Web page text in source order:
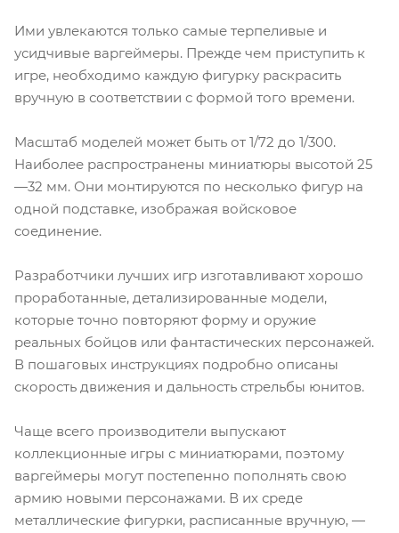
Ими увлекаются только самые терпеливые и
усидчивые варгеймеры. Прежде чем приступить к
игре, необходимо каждую фигурку раскрасить
вручную в соответствии с формой того времени.
Масштаб моделей может быть от 1/72 до 1/300.
Наиболее распространены миниатюры высотой 25
—32 мм. Они монтируются по несколько фигур на
одной подставке, изображая войсковое
соединение.
Разработчики лучших игр изготавливают хорошо
проработанные, детализированные модели,
которые точно повторяют форму и оружие
реальных бойцов или фантастических персонажей.
В пошаговых инструкциях подробно описаны
скорость движения и дальность стрельбы юнитов.
Чаще всего производители выпускают
коллекционные игры с миниатюрами, поэтому
варгеймеры могут постепенно пополнять свою
армию новыми персонажами. В их среде
металлические фигурки, расписанные вручную, —